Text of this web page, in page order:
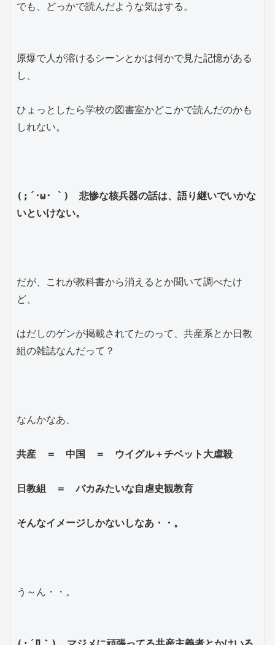
でも、どっかで読んだような気はする。
原爆で人が溶けるシーンとかは何かで見た記憶がある
し、
ひょっとしたら学校の図書室かどこかで読んだのかも
しれない。
(;´･ω･ `)　悲惨な核兵器の話は、語り継いでいかな
いといけない。
だが、これが教科書から消えるとか聞いて調べたけ
ど、
はだしのゲンが掲載されてたのって、共産系とか日教
組の雑誌なんだって？
なんかなあ、
共産　＝　中国　＝　ウイグル＋チベット大虐殺
日教組　＝　バカみたいな自虐史観教育
そんなイメージしかないしなあ・・。
う～ん・・。